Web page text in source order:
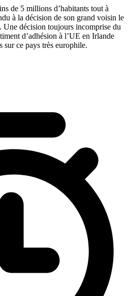
de 5 millions d’habitants tout à
à la décision de son grand voisin le
décision toujours incomprise du
d’adhésion à l’UE en Irlande
sur ce pays très europhile.